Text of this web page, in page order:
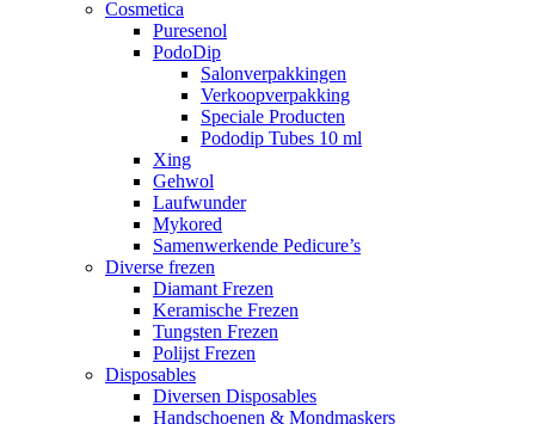
Cosmetica
Puresenol
PodoDip
Salonverpakkingen
Verkoopverpakking
Speciale Producten
Pododip Tubes 10 ml
Xing
Gehwol
Laufwunder
Mykored
Samenwerkende Pedicure’s
Diverse frezen
Diamant Frezen
Keramische Frezen
Tungsten Frezen
Polijst Frezen
Disposables
Diversen Disposables
Handschoenen & Mondmaskers